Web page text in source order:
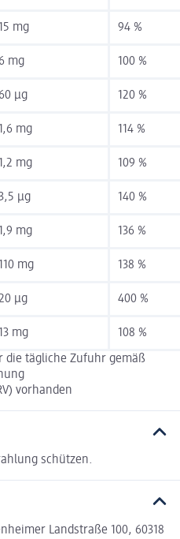
mg 94 %
mg 100 %
µg 120 %
mg 114 %
mg 109 %
µg 140 %
mg 136 %
mg 138 %
µg 400 %
mg 108 %
die tägliche Zufuhr gemäß
vorhanden
schützen.
Landstraße 100, 60318